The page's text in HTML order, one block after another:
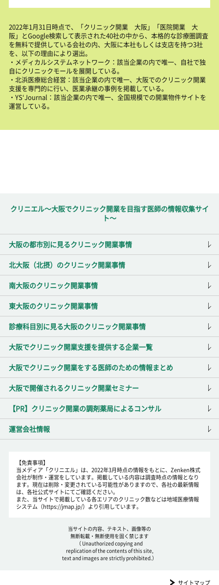
2022年1月31日時点で、「クリニック開業 大阪」「医院開業 大
阪」とGoogle検索して表示された40社の中から、本格的な診療圏調査
を無料で提供している会社の内、大阪に本社もしくは支店を持つ3社
を、以下の理由により選出。
・メディカルシステムネットワーク：該当企業の内で唯一、自社で独
自にクリニックモールを展開している。
・北浜医療総合経営：該当企業の内で唯一、大阪でのクリニック開業
支援を専門的に行い、医業承継の事例を掲載している。
・YS‘Journal：該当企業の内で唯一、全国規模での開業物件サイトを
運営している。
クリニエル～大阪でクリニック開業を目指す医師の情報収集サイ
ト～
大阪の都市別に見るクリニック開業事情
北大阪（北摂）のクリニック開業事情
南大阪のクリニック開業事情
東大阪のクリニック開業事情
診療科目別に見る大阪のクリニック開業事情
大阪でクリニック開業支援を提供する企業一覧
大阪でクリニック開業をする医師のための情報まとめ
大阪で開催されるクリニック開業セミナー
【PR】クリニック開業の調剤薬局によるコンサル
運営会社情報
【免責事項】
当メディア「クリニエル」は、2022年3月時点の情報をもとに、Zenken株式
会社が制作・運営をしています。掲載している内容は調査時点の情報となり
ます。現在は削除・変更されている可能性がありますので、各社の最新情報
は、各社公式サイトにてご確認ください。
また、当サイトで掲載している各エリアのクリニック数などは地域医療情報
システム（https://jmap.jp/）より引用しています。
当サイトの内容、テキスト、画像等の
無断転載・無断使用を固く禁じます
（ Unauthorized copying and
replication of the contents of this site,
text and images are strictly prohibited.）
サイトマップ